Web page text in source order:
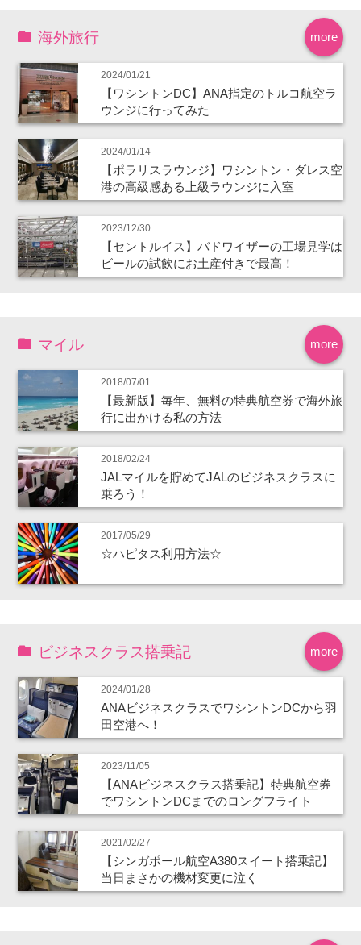
more
海外旅行
2024/01/21
【ワシントンDC】ANA指定のトルコ航空ラ
ウンジに行ってみた
2024/01/14
【ポラリスラウンジ】ワシントン・ダレス空
港の高級感ある上級ラウンジに入室
2023/12/30
【セントルイス】バドワイザーの工場見学は
ビールの試飲にお土産付きで最高！
more
マイル
2018/07/01
【最新版】毎年、無料の特典航空券で海外旅
行に出かける私の方法
2018/02/24
JALマイルを貯めてJALのビジネスクラスに
乗ろう！
2017/05/29
☆ハピタス利用方法☆
more
ビジネスクラス搭乗記
2024/01/28
ANAビジネスクラスでワシントンDCから羽
田空港へ！
2023/11/05
【ANAビジネスクラス搭乗記】特典航空券
でワシントンDCまでのロングフライト
2021/02/27
【シンガポール航空A380スイート搭乗記】
当日まさかの機材変更に泣く